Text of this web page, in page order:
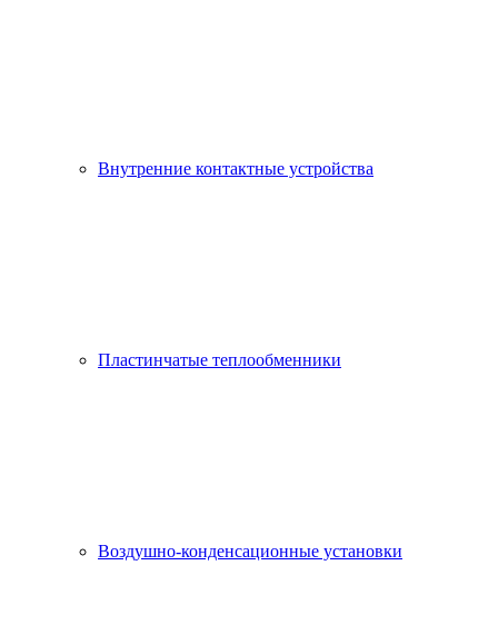
Внутренние контактные устройства
Пластинчатые теплообменники
Воздушно-конденсационные установки